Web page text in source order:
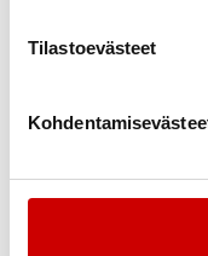
Tilastoevästeet
Tuemme
toteutumista.
terveyden
Tällä laitteella
pyydämme